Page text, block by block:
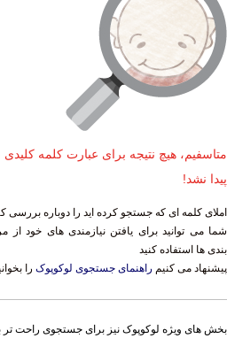
متاسفیم، هیچ نتیجه برای عبارت کلمه
پیدا نشد!
املای کلمه ای که جستجو کرده اید را دوباره بررسی
شما می توانید برای یافتن نیازمندی های خود از
بندی ها استفاده کنید
پیشنهاد می کنیم راهنمای جستجوی لوکوپوک را
بخش های ویژه لوکوپوک نیز برای جستجوی راحت